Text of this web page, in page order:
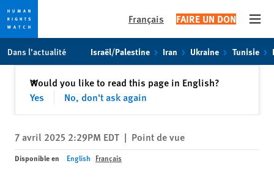
toto
content
Français FAIRE UN DON
Dans l’actualité Israël/Palestine Iran Ukraine Tunisie
Would you like to read this page in English?
Yes
No, don't ask again
✕Fermer
7 avril 2025 2:29PM EDT | Point de vue
Disponible en English Français